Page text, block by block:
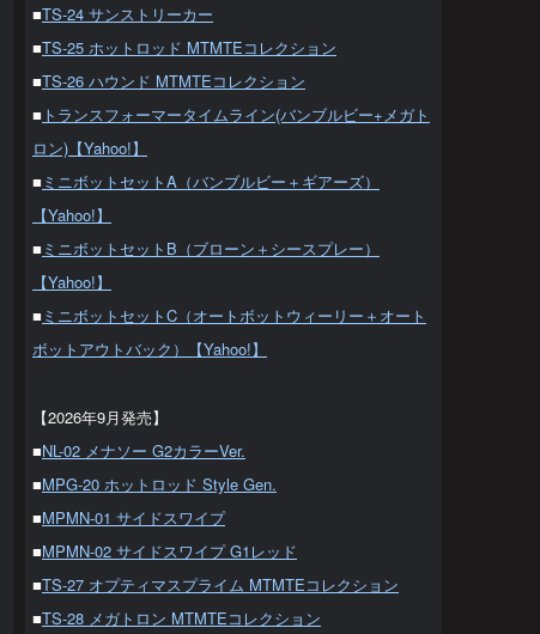
■TS-24 サンストリーカー
■TS-25 ホットロッド MTMTEコレクション
■TS-26 ハウンド MTMTEコレクション
■ トランスフォーマータイムライン(バンブルビー+メガト
ロン)【Yahoo!】
■ ミニボットセットA（バンブルビー＋ギアーズ）
【Yahoo!】
■ ミニボットセットB（ブローン＋シースプレー）
【Yahoo!】
■ ミニボットセットC（オートボットウィーリー＋オート
ボットアウトバック）【Yahoo!】
【2026年9月発売】
■NL-02 メナソー G2カラーVer.
■MPG-20 ホットロッド Style Gen.
■MPMN-01 サイドスワイプ
■MPMN-02 サイドスワイプ G1レッド
■TS-27 オプティマスプライム MTMTEコレクション
■TS-28 メガトロン MTMTEコレクション